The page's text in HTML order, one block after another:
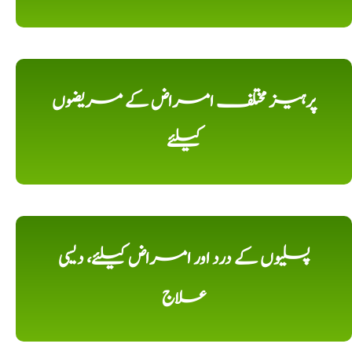
پرہیز مختلف امراض کے مریضوں
کیلئے
پسلیوں کے درد اور امراض کیلئے، دیسی
علاج